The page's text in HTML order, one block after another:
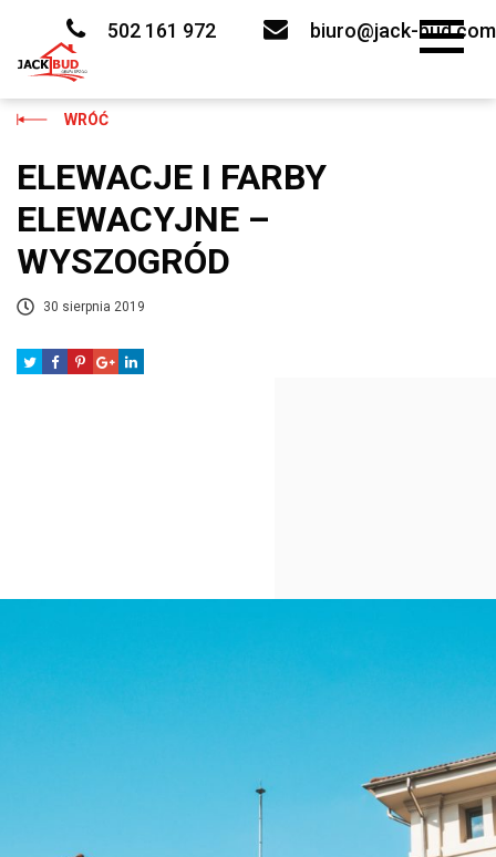
502 161 972 biuro@jack-bud.com
WRÓĆ
ELEWACJE I FARBY
ELEWACYJNE –
WYSZOGRÓD
30 sierpnia 2019